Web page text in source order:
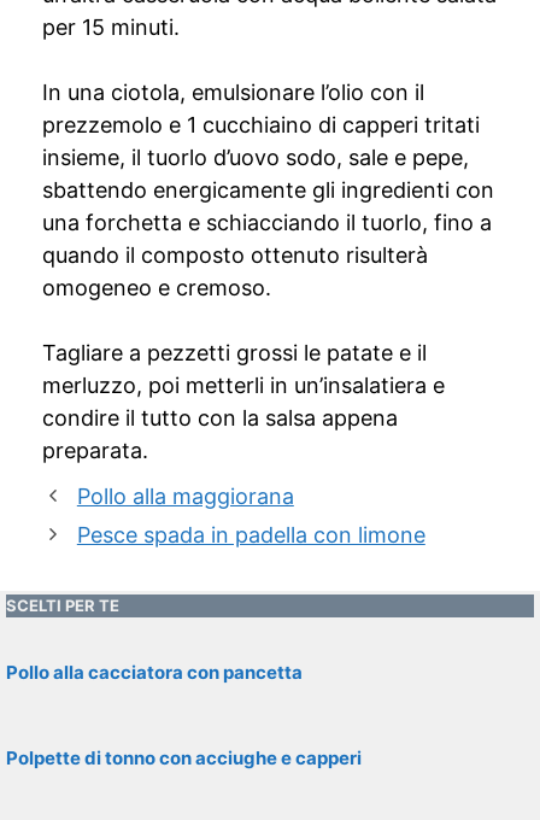
per 15 minuti.
In una ciotola, emulsionare l’olio con il
prezzemolo e 1 cucchiaino di capperi tritati
insieme, il tuorlo d’uovo sodo, sale e pepe,
sbattendo energicamente gli ingredienti con
una forchetta e schiacciando il tuorlo, fino a
quando il composto ottenuto risulterà
omogeneo e cremoso.
Tagliare a pezzetti grossi le patate e il
merluzzo, poi metterli in un’insalatiera e
condire il tutto con la salsa appena
preparata.
Pollo alla maggiorana
Pesce spada in padella con limone
SCELTI PER TE
Pollo alla cacciatora con pancetta
Polpette di tonno con acciughe e capperi